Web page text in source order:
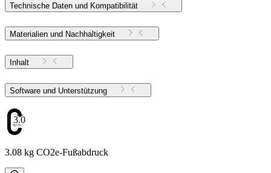
Technische Daten und Kompatibilität
Materialien und Nachhaltigkeit
Inhalt
Software und Unterstützung
3.08
3.08 kg CO2e-Fußabdruck